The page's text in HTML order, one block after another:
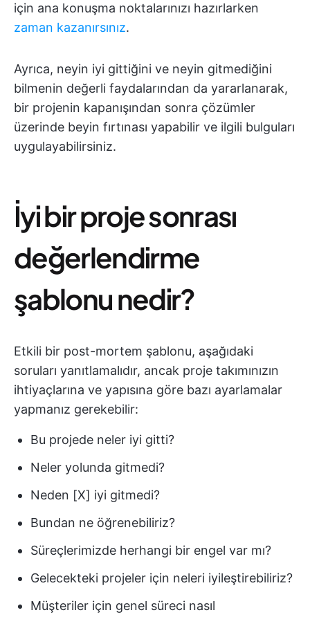
için ana konuşma noktalarınızı hazırlarken
zaman kazanırsınız.
Ayrıca, neyin iyi gittiğini ve neyin gitmediğini
bilmenin değerli faydalarından da yararlanarak,
bir projenin kapanışından sonra çözümler
üzerinde beyin fırtınası yapabilir ve ilgili bulguları
uygulayabilirsiniz.
İyi bir proje sonrası
değerlendirme
şablonu nedir?
Etkili bir post-mortem şablonu, aşağıdaki
soruları yanıtlamalıdır, ancak proje takımınızın
ihtiyaçlarına ve yapısına göre bazı ayarlamalar
yapmanız gerekebilir:
Bu projede neler iyi gitti?
Neler yolunda gitmedi?
Neden [X] iyi gitmedi?
Bundan ne öğrenebiliriz?
Süreçlerimizde herhangi bir engel var mı?
Gelecekteki projeler için neleri iyileştirebiliriz?
Müşteriler için genel süreci nasıl